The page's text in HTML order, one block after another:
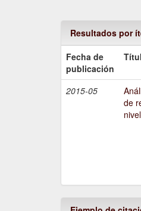
Resultados por
Fecha de
publicación
2015-05
de